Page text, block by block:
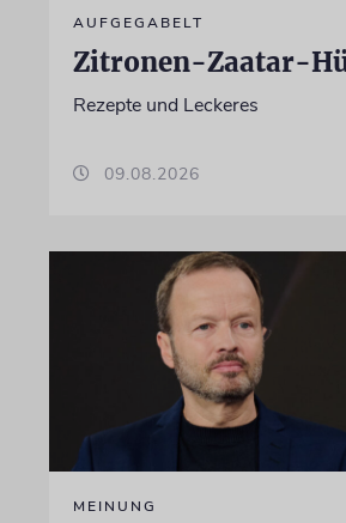
AUFGEGABELT
Zitronen-Zaatar-
Rezepte und Leckeres
09.08.2026
MEINUNG